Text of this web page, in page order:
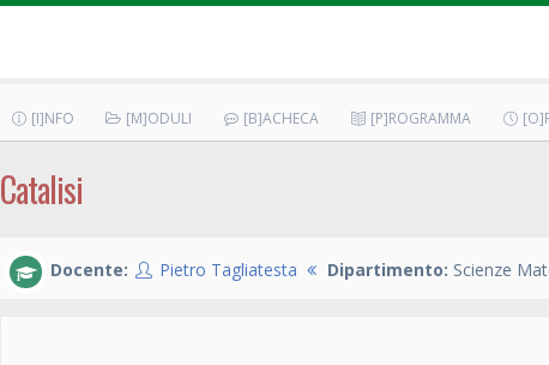
[I]NFO [M]ODULI [B]ACHECA [P]ROGRAMMA
Catalisi
Docente: Pietro Tagliatesta Dipartimento: Scienze